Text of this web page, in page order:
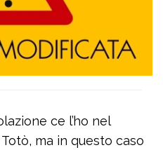
ce l’ho nel
ma in questo caso